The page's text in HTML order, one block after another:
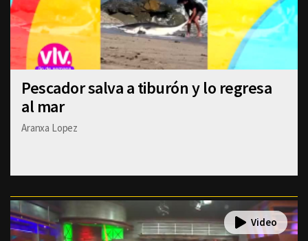
Pescador salva a tiburón y lo regresa
al mar
Aranxa Lopez